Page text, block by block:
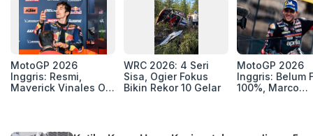
MotoGP 2026
Inggris: Resmi,
Maverick Vinales Out
Selanjutnya Belum
WRC 2026: 4 Seri
Sisa, Ogier Fokus
Bikin Rekor 10 Gelar
MotoGP 2026
Inggris: Belum
100%, Marco